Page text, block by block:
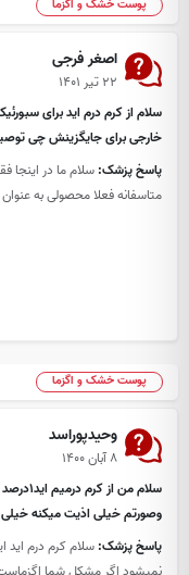
پوست خشک و اگزما
اصغر فرجی
۲۲ تیر ۱۴۰۱
سلام از کرم درم اید برای
خارجی برای جایگزینش چی
پاسخ پزشک: سلام ما در
متاسفانه فعلا محصولی به
پوست خشک و اگزما
وحیدپوراسد
۸ آبان ۱۴۰۰
سلام
وصورتم خیلی اذیت میکنه
پاسخ پزشک: سلام کرم درم اید